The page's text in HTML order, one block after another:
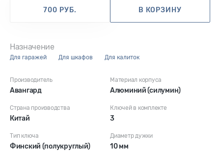
Назначение
для гаражей для шкафов для калиток
Производитель
Авангард
Материал корпуса
Алюминий (силумин)
Страна производства
Китай
Ключей в комплекте
3
Тип ключа
Финский (полукруглый)
Диаметр дужки
10 мм
700 РУБ. В КОРЗИНУ